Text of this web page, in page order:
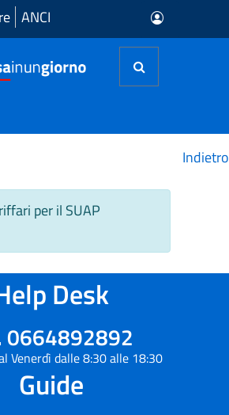
ANCI
per il SUAP
Indietro
Desk
0664892892
Venerdì dalle 8:30 alle 18:30
Guide